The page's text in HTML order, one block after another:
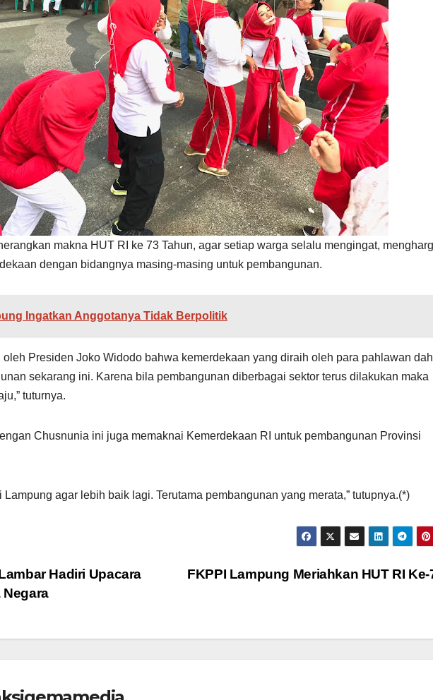
makna HUT RI ke 73 Tahun, agar setiap warga selalu mengingat,
dengan bidangnya masing-masing untuk pembangunan.
Ingatkan Anggotanya Tidak Berpolitik
oleh Presiden Joko Widodo bahwa kemerdekaan yang diraih oleh para pahlawan
sekarang ini. Karena bila pembangunan diberbagai sektor terus dilakukan maka
tuturnya.
Chusnunia ini juga memaknai Kemerdekaan RI untuk pembangunan Provinsi
agar lebih baik lagi. Terutama pembangunan yang merata,” tutupnya.(*)
FKPPI Lampung Meriahkan HUT RI
Hadiri Upacara
Negara